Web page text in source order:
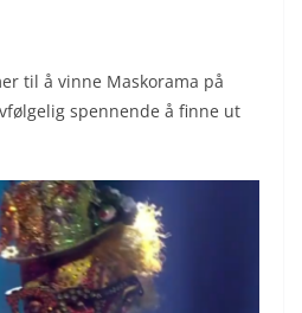
til å vinne Maskorama på
spennende å finne ut